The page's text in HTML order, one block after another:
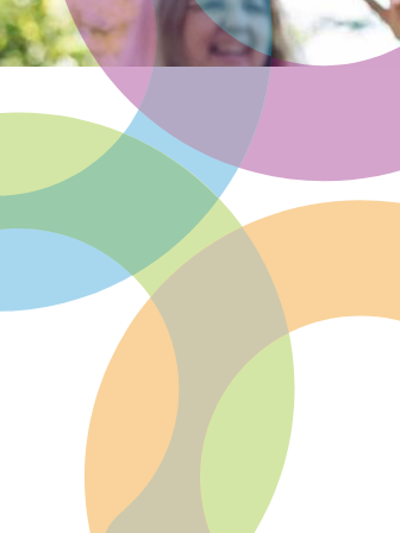
Community of Practice